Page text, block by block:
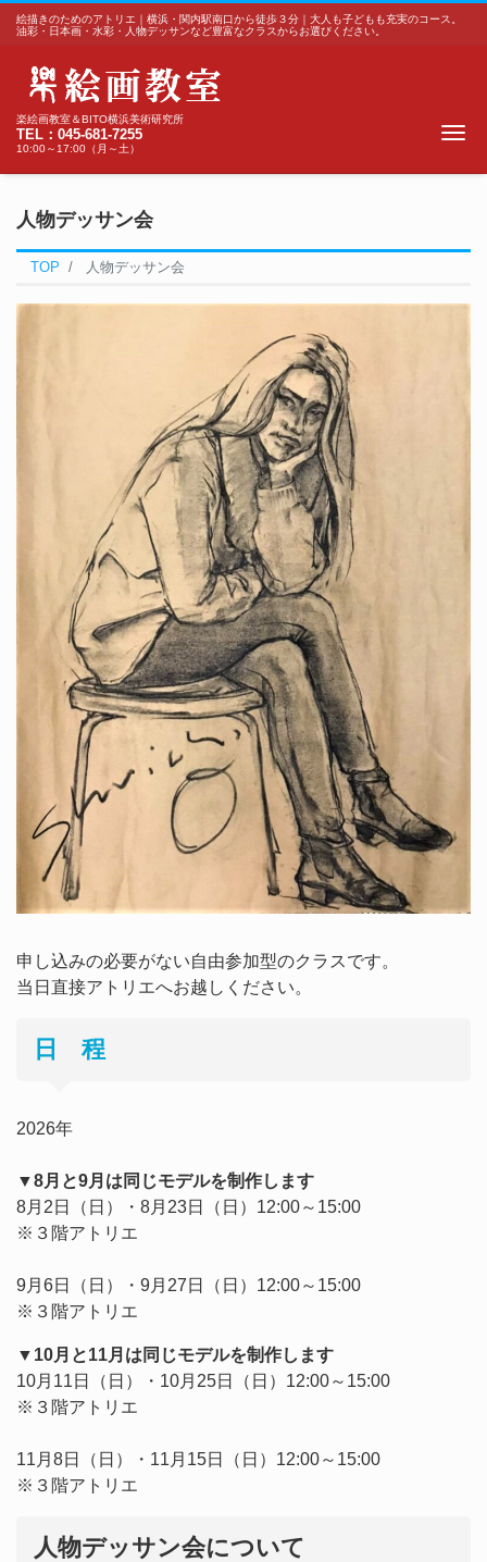
絵描きのためのアトリエ｜横浜・関内駅南口から徒歩３分｜大人も子どもも充実のコース。
油彩・日本画・水彩・人物デッサンなど豊富なクラスからお選びください。
楽絵画教室＆BITO横浜美術研究所
TEL：045-681-7255
10:00～17:00（月～土）
人物デッサン会
TOP 人物デッサン会
申し込みの必要がない自由参加型のクラスです。
当日直接アトリエへお越しください。
日 程
2026年
▼8月と9月は同じモデルを制作します
8月2日（日）・8月23日（日）12:00～15:00
※３階アトリエ
9月6日（日）・9月27日（日）12:00～15:00
※３階アトリエ
▼10月と11月は同じモデルを制作します
10月11日（日）・10月25日（日）12:00～15:00
※３階アトリエ
11月8日（日）・11月15日（日）12:00～15:00
※３階アトリエ
人物デッサン会について